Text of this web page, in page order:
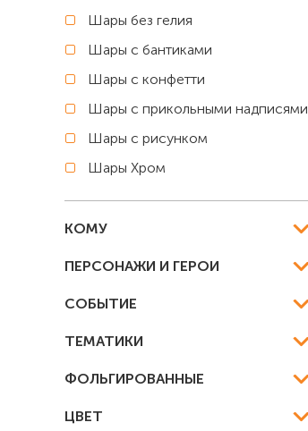
Шары без гелия
Шары с бантиками
Шары с конфетти
Шары с прикольными надписями
Шары с рисунком
Шары Хром
КОМУ
ПЕРСОНАЖИ И ГЕРОИ
СОБЫТИЕ
ТЕМАТИКИ
ФОЛЬГИРОВАННЫЕ
ЦВЕТ